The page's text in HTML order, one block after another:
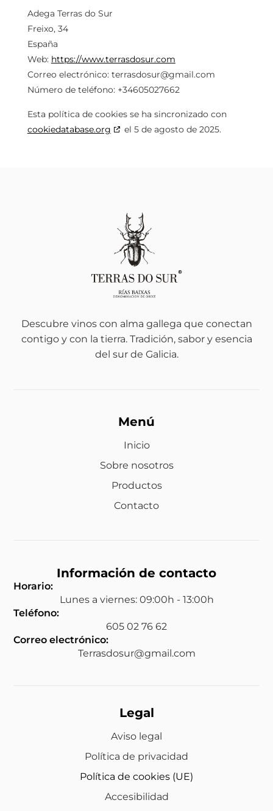
Adega Terras do Sur
Freixo, 34
España
Web: https://www.terrasdosur.com
Correo electrónico: terrasdosur@gmail.com
Número de teléfono: +34605027662
Esta política de cookies se ha sincronizado con
cookiedatabase.org
el 5 de agosto de 2025.
Descubre vinos con alma gallega que conectan
contigo y con la tierra. Tradición, sabor y esencia
del sur de Galicia.
Menú
Inicio
Sobre nosotros
Productos
Contacto
Información de contacto
Horario:
Lunes a viernes: 09:00h - 13:00h
Teléfono:
605 02 76 62
Correo electrónico:
Terrasdosur@gmail.com
Legal
Aviso legal
Política de privacidad
Política de cookies (UE)
Accesibilidad